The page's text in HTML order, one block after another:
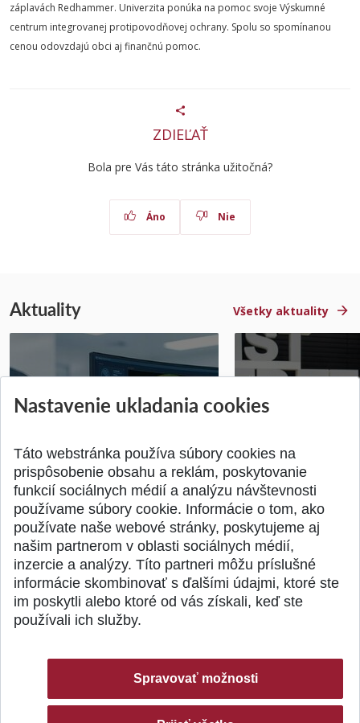
záplavách Redhammer. Univerzita ponúka na pomoc svoje Výskumné
centrum integrovanej protipovodňovej ochrany. Spolu so spomínanou
cenou odovzdajú obci aj finančnú pomoc.
ZDIEĽAŤ
Bola pre Vás táto stránka užitočná?
Áno Nie
Aktuality Všetky aktuality
Europe na posilnenie
Študentský tím z
jediný zastupoval
SPÄŤ NA VRCH
Nastavenie ukladania cookies
Táto webstránka používa súbory cookies na
prispôsobenie obsahu a reklám, poskytovanie
funkcií sociálnych médií a analýzu návštevnosti
používame súbory cookie. Informácie o tom, ako
používate naše webové stránky, poskytujeme aj
našim partnerom v oblasti sociálnych médií,
inzercie a analýzy. Títo partneri môžu príslušné
informácie skombinovať s ďalšími údajmi, ktoré ste
im poskytli alebo ktoré od vás získali, keď ste
používali ich služby.
Spravovať možnosti